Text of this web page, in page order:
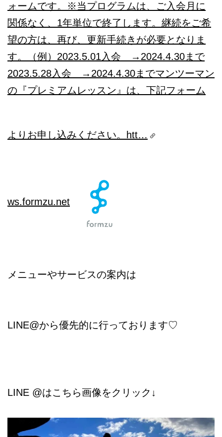
ォームです。※当プログラムは、ご入会月に
関係なく、1年単位で終了します。継続をご希
望の方は、再び、更新手続きが必要となりま
す。（例）2023.5.01入会 →2024.4.30まで
2023.5.28入会 →2024.4.30までマンツーマン
の『プレミアムレッスン』は、下記フォーム
よりお申し込みください。htt…
ws.formzu.net
メニューやサービスの案内は
LINE@から優先的に行っております♡
LINE @はこちら画像をクリック↓